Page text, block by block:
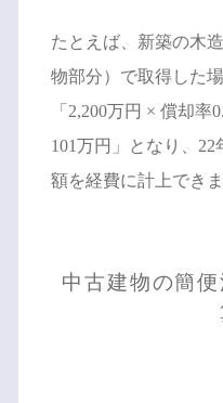
たとえば、新築の木
物部分）で取得した
「2,200万円 × 償却
101万円」となり、
額を経費に計上できま
中古建物の簡